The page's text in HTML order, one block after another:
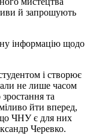
й запрошують
інформацію щодо
і створює
не лише часом
та
йти вперед,
що ЧНУ є для них
Черевко.